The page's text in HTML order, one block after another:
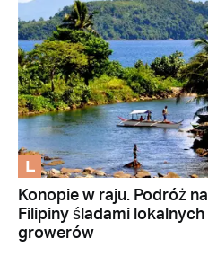
L
Konopie w raju. Podróż na
Filipiny śladami lokalnych
growerów